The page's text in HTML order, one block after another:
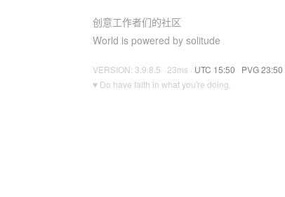
创意工作者们的社区
World is powered by solitude
VERSION: 3.9.8.5 · 23ms · UTC 15:50 · PVG 23:50
♥ Do have faith in what you're doing.